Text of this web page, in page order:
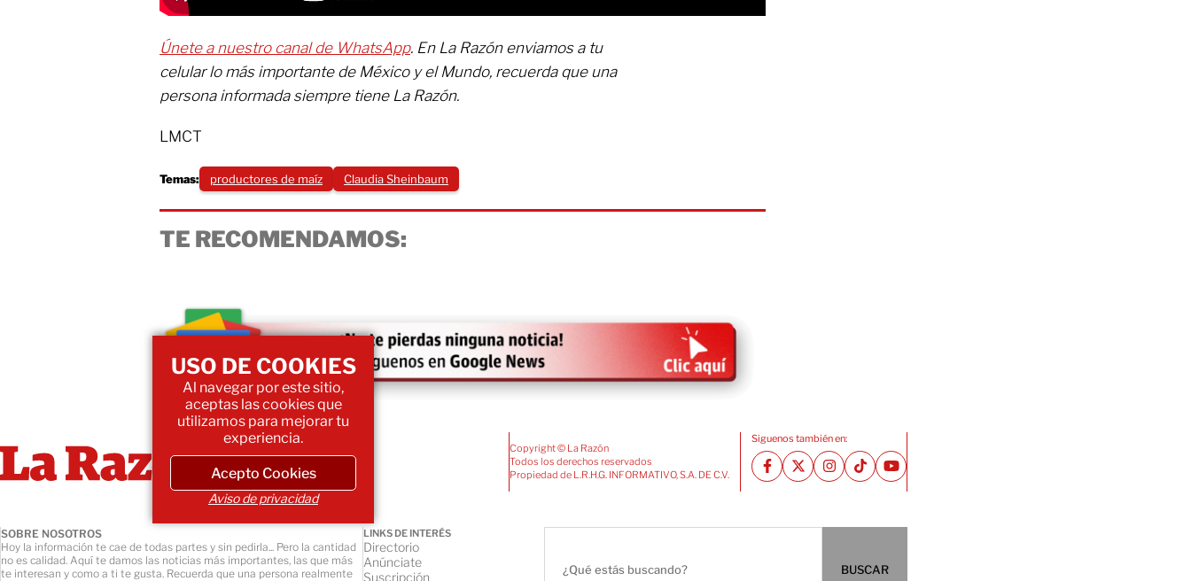
Únete a nuestro canal de WhatsApp. En La Razón enviamos a tu
celular lo más importante de México y el Mundo, recuerda que una
persona informada siempre tiene La Razón.
LMCT
Temas: productores de maíz Claudia Sheinbaum
TE RECOMENDAMOS:
Copyright © La Razón
Todos los derechos reservados
Propiedad de L.R.H.G. INFORMATIVO, S.A. DE C.V.
Siguenos también en:
SOBRE NOSOTROS
Hoy la información te cae de todas partes y sin pedirla... Pero la cantidad
no es calidad. Aquí te damos las noticias más importantes, las que más
te interesan y como a ti te gusta. Recuerda que una persona realmente
LINKS DE INTERÉS
Directorio
Anúnciate
Suscripción
BUSCAR
USO DE COOKIES
Al navegar por este sitio,
aceptas las cookies que
utilizamos para mejorar tu
experiencia.
Acepto Cookies
Aviso de privacidad